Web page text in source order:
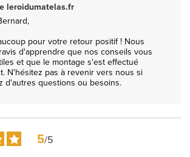
leroidumatelas.fr
pour votre retour positif ! Nous
d'apprendre que nos conseils vous
et que le montage s'est effectué
N'hésitez pas à revenir vers nous si
d'autres questions ou besoins.
5/5